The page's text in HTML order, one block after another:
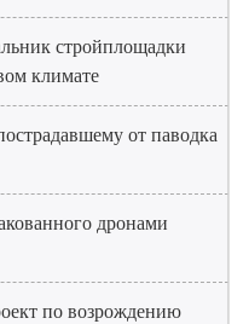
стройплощадки
климате
от паводка
дронами
по возрождению